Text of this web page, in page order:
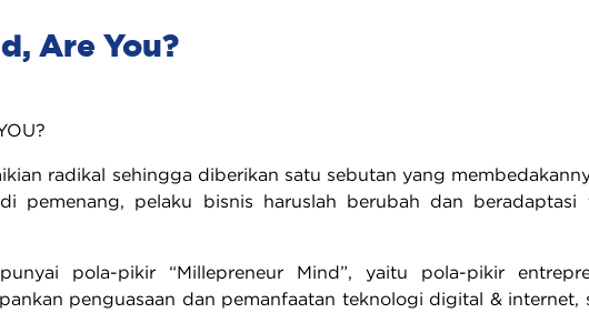
Are You?
radikal sehingga diberikan satu sebutan yang
pemenang, pelaku bisnis haruslah berubah dan
pola-pikir “Millepreneur Mind”, yaitu pola-pikir
penguasaan dan pemanfaatan teknologi digital & internet,